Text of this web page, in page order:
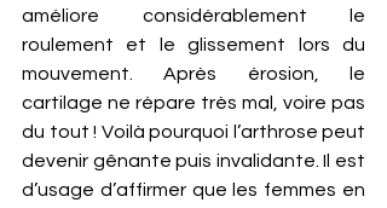
améliore considérablement le
roulement et le glissement lors du
mouvement. Après érosion, le
cartilage ne répare très mal, voire pas
du tout ! Voilà pourquoi l’arthrose peut
devenir gênante puis invalidante. Il est
d’usage d’affirmer que les femmes en